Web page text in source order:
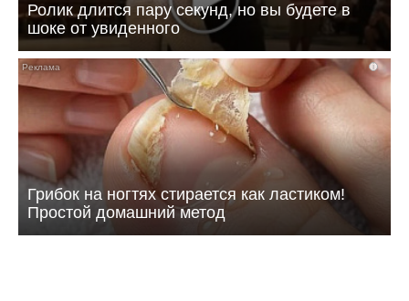
Ролик длится пару секунд, но вы будете в
шоке от увиденного
i
Грибок на ногтях стирается как ластиком!
Простой домашний метод